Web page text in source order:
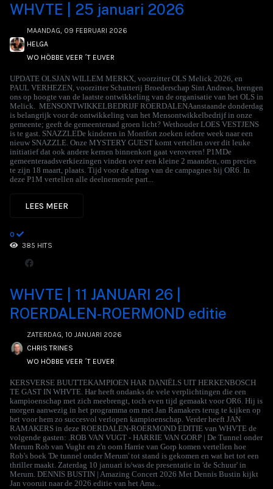
WHVTE | 25 januari 2026
MAANDAG, 09 FEBRUARI 2026
HELGA
WO HÖBBE VEER ´T EUVER
UPDATE OLSJAN WILLEM MERKX, voorzitter OLS Melick 2026, en
PAUL VERHEZEN, voorzitter Schutterij Broederschap Sint Andreas, brengen
ons op hoogte van de laatste ontwikkeling van de organisatie van het OLS in
Melick. MENSONTWIKKELBEDRIJF ROERDALENAanstaande donderdag
is belangrijk voor de ontwikkeling van het Mensontwikkelbedrijf in onze
gemeente; geeft de gemeenteraad groen licht? Wethouder LOES VESTJENS
is te gast. SNAZZLEDe kinderen in Montfort zoeken iedere week naar een
nieuw SNAZZLE. Onze MYSTERY GUEST komt vertellen over dit leuke
initiatief dat ook andere kernen binnenkort gaat veroveren! P1MDe
gemeenteraadsverkiezingen vinden over een kleine 2 maanden, om precies
te zijn 18 maart, plaats. Tijd voor de aftrap van de campagnes bij OR6. In
deze P1M vertellen alle deelnemende part...
LEES MEER
0
385 HITS
WHVTE | 11 JANUARI 26 |
ROERDALEN-ROERMOND editie
ZATERDAG, 10 JANUARI 2026
CHRIS TRINES
WO HÖBBE VEER ´T EUVER
KERSVERSE BUUTTEKAMPIOEN HAR DANIËLS UIT HERKENBOSCH
TE GAST IN WHVTE. Har heeft ondanks de vele verplichtingen die een
kampioenschap met zich meebrengt, toch even tijd gemaakt voor OR6. Hij is
morgen aanwezig in het programma om met Jan Ramakers terug te kijken op
het voor hem zo succesvol verlopen kampioenschap. Verder heeft JAN
RAMAKERS in deze ROERDALEN-ROERMOND EDITIE van WHVTE de
volgende gasten: .ROB VAN VUGT - HARRIE VAN GORP | De Tunnel onder
Merum Rob van Vught en z'n oom Harrie van Gorp komen vertellen hoe
Rob's boek 'De tunnel onder Merum' tot stand is gekomen en wat het tot een
thriller maakt. Zaterdag 10 januari is/was de presentatie in 'de Schuur' in
Merum. DENNIS BUSTIN | Amazing Concert 2026 Met Dennis Bustin kijkt
Jan vooruit naar de 2026 editie van het Ama...